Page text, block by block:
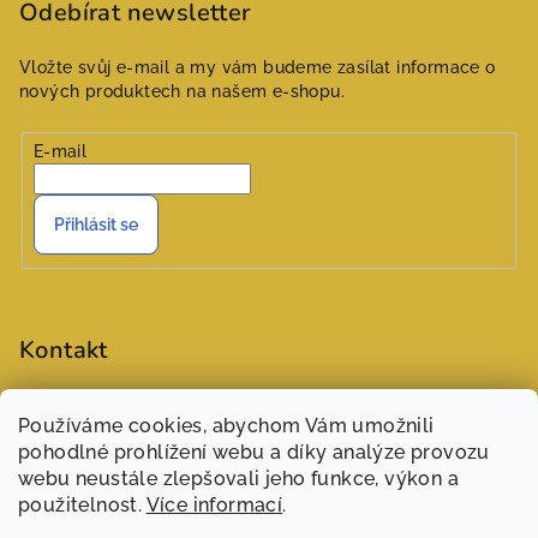
Používáme cookies, abychom Vám umožnili
pohodlné prohlížení webu a díky analýze provozu
webu neustále zlepšovali jeho funkce, výkon a
použitelnost. Více informací.
Odebírat newsletter
Vložte svůj e-mail a my vám budeme zasílat informace o
nových produktech na našem e-shopu.
E-mail
Přihlásit se
Kontakt
777551848 (Šárka)